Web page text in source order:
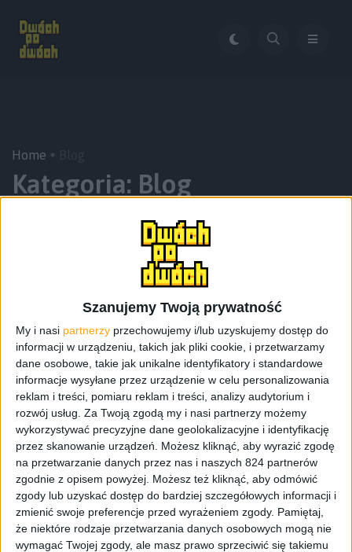
Szanujemy Twoją prywatność
My i nasi partnerzy przechowujemy i/lub uzyskujemy dostęp do
informacji w urządzeniu, takich jak pliki cookie, i przetwarzamy
dane osobowe, takie jak unikalne identyfikatory i standardowe
informacje wysyłane przez urządzenie w celu personalizowania
reklam i treści, pomiaru reklam i treści, analizy audytorium i
rozwój usług. Za Twoją zgodą my i nasi partnerzy możemy
wykorzystywać precyzyjne dane geolokalizacyjne i identyfikację
przez skanowanie urządzeń. Możesz kliknąć, aby wyrazić zgodę
na przetwarzanie danych przez nas i naszych 824 partnerów
zgodnie z opisem powyżej. Możesz też kliknąć, aby odmówić
zgody lub uzyskać dostęp do bardziej szczegółowych informacji i
zmienić swoje preferencje przed wyrażeniem zgody. Pamiętaj,
że niektóre rodzaje przetwarzania danych osobowych mogą nie
wymagać Twojej zgody, ale masz prawo sprzeciwić się takiemu
Home
Kategoria: Blog
Blog
AutoMapa w wersji beta dostępna w
Google Play